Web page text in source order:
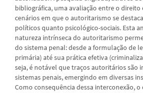
bibliográfica, uma avaliação entre o direito
cenários em que o autoritarismo se
políticos quanto psicológico-sociais. Esta
natureza intrínseca do autoritarismo
do sistema penal: desde a formulação de
primária) até sua prática efetiva
seja, é notável que traços autoritários são
sistemas penais, emergindo em diversas
Como consequência dessa interconexão,